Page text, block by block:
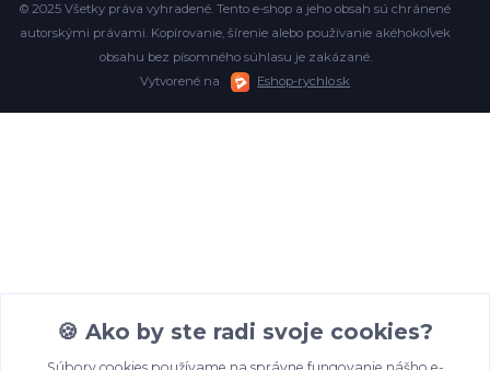
© 2025 Všetky práva vyhradené. Tento e-shop a jeho obsah sú chránené
autorskými právami. Kopírovanie, šírenie alebo používanie akéhokoľvek
obsahu bez písomného súhlasu je zakázané.
Vytvorené na
Eshop-rychlo.sk
🍪 Ako by ste radi svoje cookies?